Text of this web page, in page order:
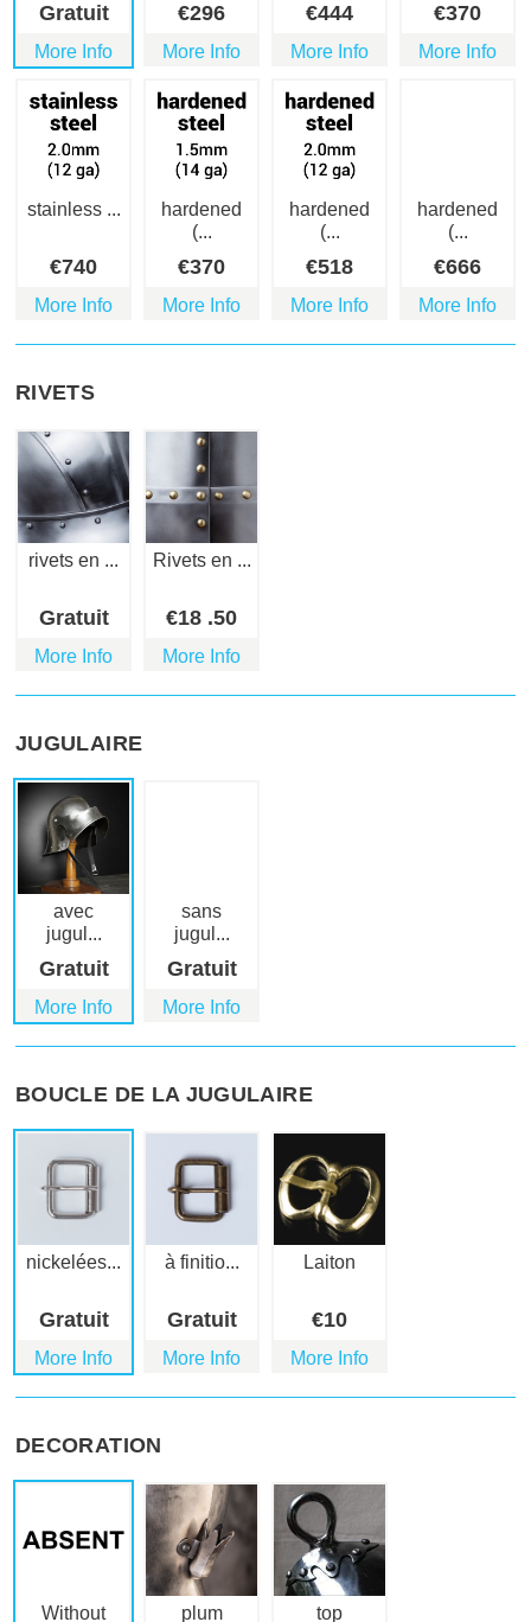
Gratuit
More Info
€296
More Info
€444
More Info
€370
More Info
stainless ...
€740
More Info
hardened
(...
€370
More Info
hardened
(...
€518
More Info
hardened
(...
€666
More Info
RIVETS
rivets en ...
Gratuit
More Info
Rivets en ...
€18 .50
More Info
JUGULAIRE
avec
jugul...
Gratuit
More Info
sans
jugul...
Gratuit
More Info
BOUCLE DE LA JUGULAIRE
nickelées...
Gratuit
More Info
à finitio...
Gratuit
More Info
Laiton
€10
More Info
DECORATION
Without plum top